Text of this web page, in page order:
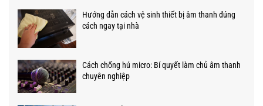
Hướng dẫn cách vệ sinh thiết bị âm thanh đúng
cách ngay tại nhà
Cách chống hú micro: Bí quyết làm chủ âm thanh
chuyên nghiệp